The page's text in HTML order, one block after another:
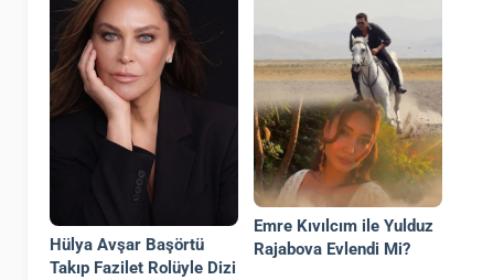
Hülya Avşar Başörtü
Takıp Fazilet Rolüyle Dizi
Emre Kıvılcım ile Yulduz
Rajabova Evlendi Mi?